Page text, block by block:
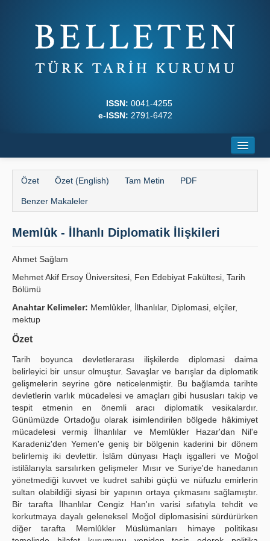
ISSN: 0041-4255
e-ISSN: 2791-6472
Dergi Kurulları
Yazım Kuralları
İlkeler
Yayın Politikaları
Kılavuzlar
İletişim
Özet Özet (English) Tam Metin PDF
Benzer Makaleler
Memlûk - İlhanlı Diplomatik İlişkileri
Ahmet Sağlam
Mehmet Akif Ersoy Üniversitesi, Fen Edebiyat Fakültesi, Tarih
Bölümü
Anahtar Kelimeler: Memlûkler, İlhanlılar, Diplomasi, elçiler,
mektup
Özet
Tarih boyunca devletlerarası ilişkilerde diplomasi daima
belirleyici bir unsur olmuştur. Savaşlar ve barışlar da diplomatik
gelişmelerin seyrine göre neticelenmiştir. Bu bağlamda tarihte
devletlerin varlık mücadelesi ve amaçları gibi hususları takip ve
tespit etmenin en önemli aracı diplomatik vesikalardır.
Günümüzde Ortadoğu olarak isimlendirilen bölgede hâkimiyet
mücadelesi vermiş İlhanlılar ve Memlûkler Hazar'dan Nil'e
Karadeniz'den Yemen'e geniş bir bölgenin kaderini bir dönem
belirlemiş iki devlettir. İslâm dünyası Haçlı işgalleri ve Moğol
istilâlarıyla sarsılırken gelişmeler Mısır ve Suriye'de hanedanın
yönetmediği kuvvet ve kudret sahibi güçlü ve nüfuzlu emirlerin
sultan olabildiği siyasi bir yapının ortaya çıkmasını sağlamıştır.
Bir tarafta İlhanlılar Cengiz Han'ın varisi sıfatıyla tehdit ve
korkutmaya dayalı geleneksel Moğol diplomasisini sürdürürken
diğer tarafta Memlûkler Müslümanları himaye politikası